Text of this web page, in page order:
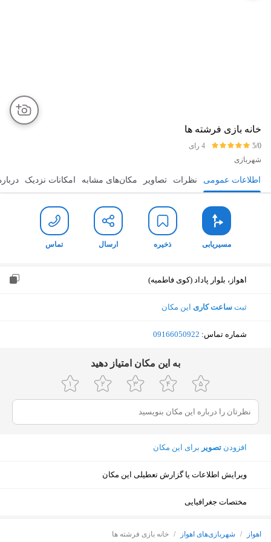
خانه بازی فرشته ها
5/0
4 رای
شهربازی
مسیریابی ذخیره ارسال تماس اطلاعات عمومی نظرات تصاویر مکان‌های مشابه امکانات نزدیک
مسیریابی ذخیره ارسال تماس
اهواز، بلوار پاداد (کوی فاطمیه)
ثبت ساعت کاری این مکان
شماره تماس: ‎09166050922
ﺑﻪ اﯾﻦ ﻣﮑﺎن اﻣﺘﯿﺎز دﻫﯿﺪ
افزودن تصویر برای این مکان
ویرایش اطلاعات یا گزارش تعطیلی این مکان
مختصات جغرافیایی
اهواز / شهربازی‌های اهواز / خانه بازی فرشته ها